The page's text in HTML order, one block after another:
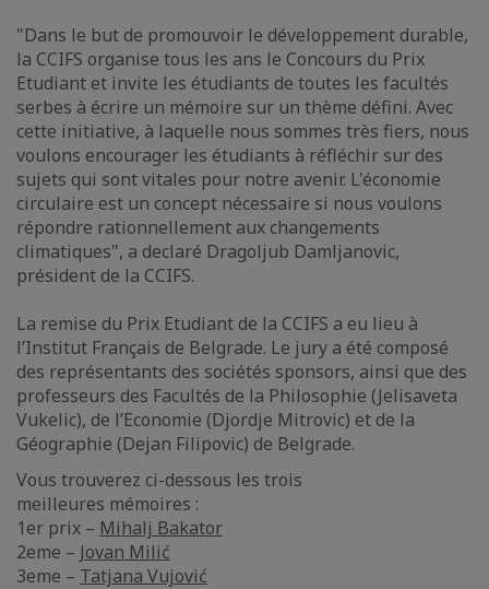
"Dans le but de promouvoir le développement durable,
la CCIFS organise tous les ans le Concours du Prix
Etudiant et invite les étudiants de toutes les facultés
serbes à écrire un mémoire sur un thème défini. Avec
cette initiative, à laquelle nous sommes très fiers, nous
voulons encourager les étudiants à réfléchir sur des
sujets qui sont vitales pour notre avenir. L'économie
circulaire est un concept nécessaire si nous voulons
répondre rationnellement aux changements
climatiques", a declaré Dragoljub Damljanovic,
président de la CCIFS.
La remise du Prix Etudiant de la CCIFS a eu lieu à
l’Institut Français de Belgrade. Le jury a été composé
des représentants des sociétés sponsors, ainsi que des
professeurs des Facultés de la Philosophie (Jelisaveta
Vukelic), de l’Economie (Djordje Mitrovic) et de la
Géographie (Dejan Filipovic) de Belgrade.
Vous trouverez ci-dessous les trois
meilleures mémoires :
1er prix – Mihalj Bakator
2eme – Jovan Milić
3eme – Tatjana Vujović